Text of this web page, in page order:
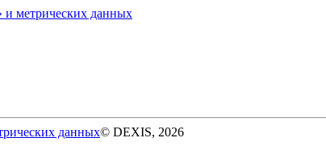
и метрических данных
данных© DEXIS, 2026